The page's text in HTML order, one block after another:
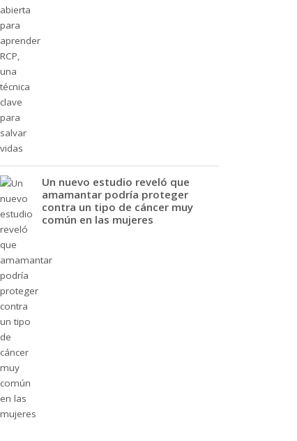
Un nuevo estudio reveló que
amamantar podría proteger
contra un tipo de cáncer muy
común en las mujeres